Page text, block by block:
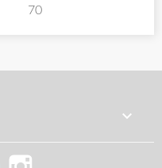
70

YouTube